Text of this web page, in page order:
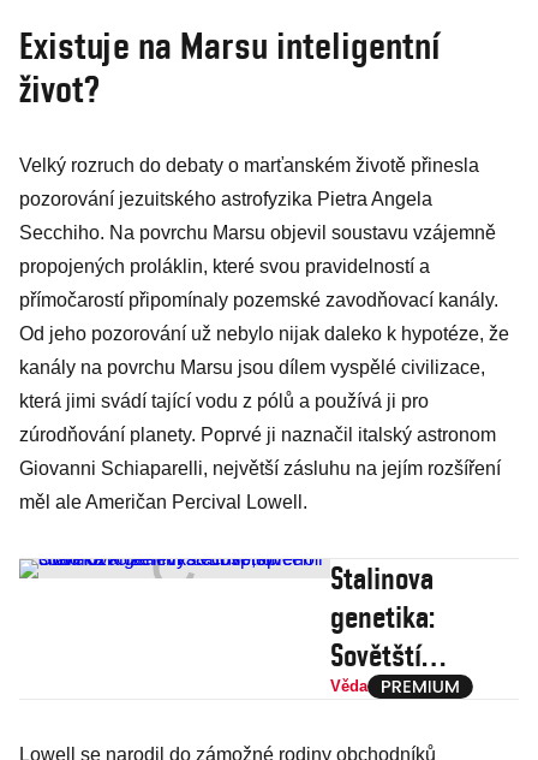
Existuje na Marsu inteligentní
život?
Velký rozruch do debaty o marťanském životě přinesla
pozorování jezuitského astrofyzika Pietra Angela
Secchiho. Na povrchu Marsu objevil soustavu vzájemně
propojených proláklin, které svou pravidelností a
přímočarostí připomínaly pozemské zavodňovací kanály.
Od jeho pozorování už nebylo nijak daleko k hypotéze, že
kanály na povrchu Marsu jsou dílem vyspělé civilizace,
která jimi svádí tající vodu z pólů a používá ji pro
zúrodňování planety. Poprvé ji naznačil italský astronom
Giovanni Schiaparelli, největší zásluhu na jejím rozšíření
měl ale Američan Percival Lowell.
Stalinova
genetika:
Sovětští
soudruzi chtěli
Věda
Lowell se narodil do zámožné rodiny obchodníků